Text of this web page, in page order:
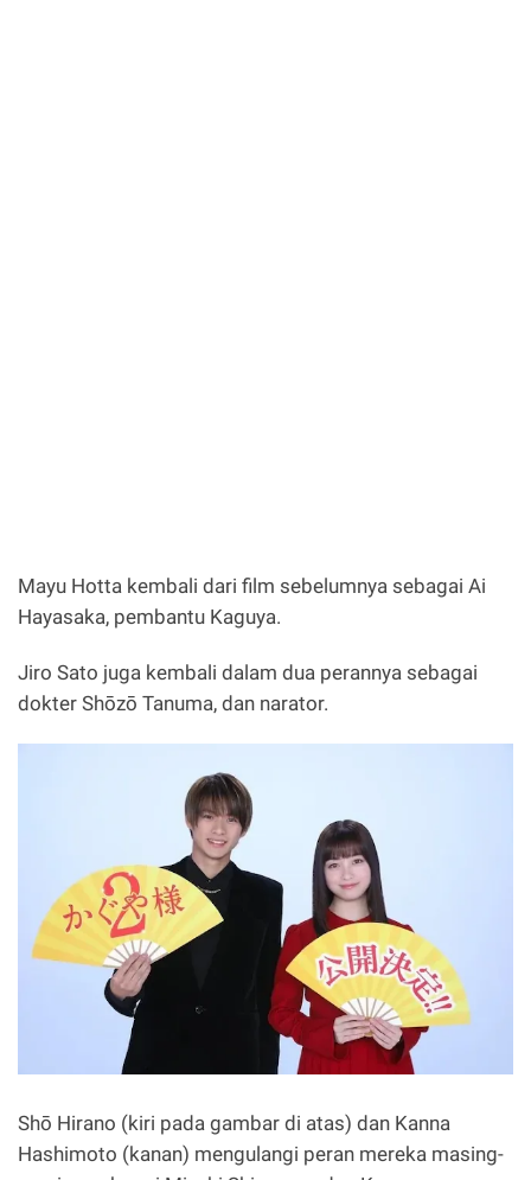
Mayu Hotta kembali dari film sebelumnya sebagai Ai
Hayasaka, pembantu Kaguya.
Jiro Sato juga kembali dalam dua perannya sebagai
dokter Shōzō Tanuma, dan narator.
Shō Hirano (kiri pada gambar di atas) dan Kanna
Hashimoto (kanan) mengulangi peran mereka masing-